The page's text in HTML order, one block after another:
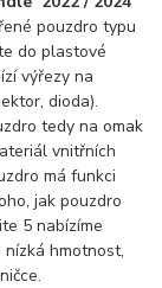
pouzdro typu
do plastové
výřezy na
dioda).
tedy na omak
vnitřních
má funkci
jak pouzdro
5 nabízíme
hmotnost,